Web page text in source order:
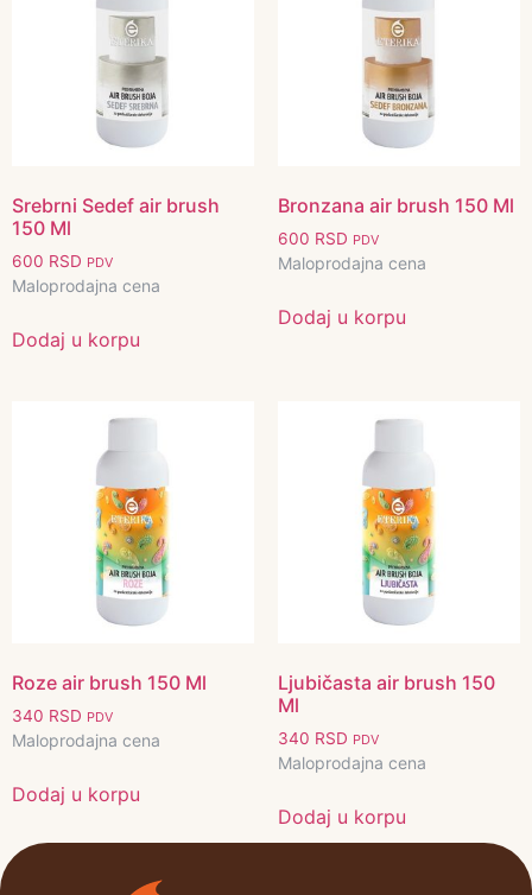
Srebrni Sedef air brush
150 Ml
600 RSD PDV
Maloprodajna cena
Dodaj u korpu
Bronzana air brush 150 Ml
600 RSD PDV
Maloprodajna cena
Dodaj u korpu
Roze air brush 150 Ml
340 RSD PDV
Maloprodajna cena
Dodaj u korpu
Ljubičasta air brush 150
Ml
340 RSD PDV
Maloprodajna cena
Dodaj u korpu